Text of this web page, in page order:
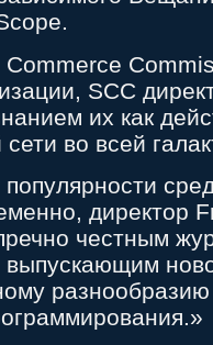
SCC
их как
во всей
директор
честным